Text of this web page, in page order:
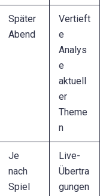
Später
Abend
Vertieft
e
Analys
e
aktuell
er
Theme
n
Je
nach
Spiel
Live-
Übertra
gungen